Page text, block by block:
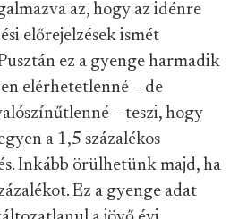
az, hogy az idénre
előrejelzések ismét
ez a gyenge harmadik
elérhetetlenné – de
– teszi, hogy
a 1,5 százalékos
Inkább örülhetünk majd, ha
Ez a gyenge adat